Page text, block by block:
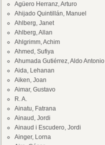
Agüero Herranz, Arturo
Ahijado Quintillán, Manuel
Ahlberg, Janet
Ahlberg, Allan
Ahlgrimm, Achim
Ahmed, Sufiya
Ahumada Gutiérrez, Aldo Antonio
Aida, Lehanan
Aiken, Joan
Aimar, Gustavo
R. A.
Ainatu, Fatrana
Ainaud, Jordi
Ainaud i Escudero, Jordi
Ainger, Lorna